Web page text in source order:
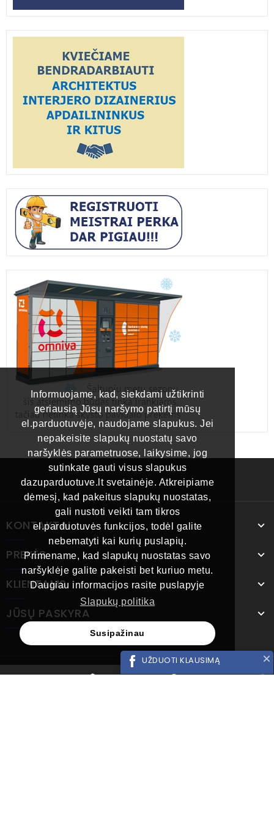
Informuojame, kad, siekdami užtikrinti
geriausią Jūsų naršymo patirtį mūsų
el.parduotuvėje, naudojame slapukus. Jei
nepakeisite slapukų nuostatų savo
naršyklės parametruose, laikysime, jog
sutinkate gauti visus slapukus
dazuparduotuve.lt svetainėje. Atkreipiame
dėmesį, kad pakeitus slapukų nuostatas,
gali nustoti veikti tam tikros
el.parduotuvės funkcijos, todėl galite
nebematyti kai kurių puslapių.
Primename, kad slapukų nuostatas savo
naršyklėje galite pakeisti bet kuriuo metu.
Daugiau informacijos rasite puslapyje
Slapukų politika
Susipažinau
KONTAKTAI
PREKĖS
KLIENTAMS
JŪSŲ PASKYRA
UŽDUOTI KLAUSIMĄ